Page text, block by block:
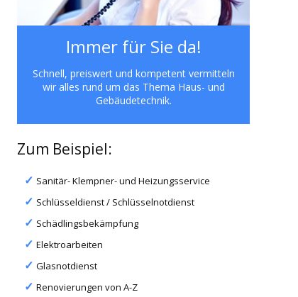
Immer für Sie da!
Schnell, preiswert und kompetent vermitteln
wir alles rund um das Thema Haus- und
Gebäudetechnik.
Zum Beispiel:
Sanitär- Klempner- und Heizungsservice
Schlüsseldienst / Schlüsselnotdienst
Schädlingsbekämpfung
Elektroarbeiten
Glasnotdienst
Renovierungen von A-Z